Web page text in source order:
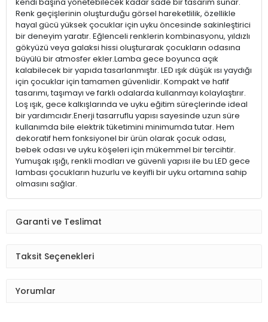
Renk geçişlerinin oluşturduğu görsel hareketlilik, özellikle
hayal gücü yüksek çocuklar için uyku öncesinde sakinleştirici
bir deneyim yaratır. Eğlenceli renklerin kombinasyonu, yıldızlı
gökyüzü veya galaksi hissi oluşturarak çocukların odasına
büyülü bir atmosfer ekler.Lamba gece boyunca açık
kalabilecek bir yapıda tasarlanmıştır. LED ışık düşük ısı yaydığı
için çocuklar için tamamen güvenlidir. Kompakt ve hafif
tasarımı, taşımayı ve farklı odalarda kullanmayı kolaylaştırır.
Loş ışık, gece kalkışlarında ve uyku eğitim süreçlerinde ideal
bir yardımcıdır.Enerji tasarruflu yapısı sayesinde uzun süre
kullanımda bile elektrik tüketimini minimumda tutar. Hem
dekoratif hem fonksiyonel bir ürün olarak çocuk odası,
bebek odası ve uyku köşeleri için mükemmel bir tercihtir.
Yumuşak ışığı, renkli modları ve güvenli yapısı ile bu LED gece
lambası çocukların huzurlu ve keyifli bir uyku ortamına sahip
olmasını sağlar.
Garanti ve Teslimat
Taksit Seçenekleri
Yorumlar